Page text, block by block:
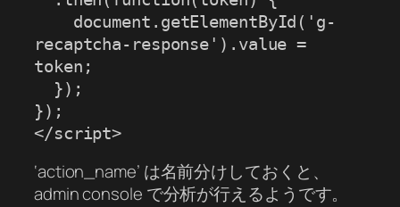
recaptcha-response').value =
token;
});
</script>
‘action_name’ は名前分けしておくと、
admin console で分析が行えるようです。